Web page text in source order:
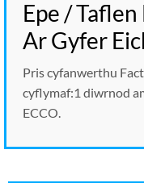
Epe /
Ar Gyfer
Pris cyfanwerthu
cyflymaf:1 diwrnod
ECCO.